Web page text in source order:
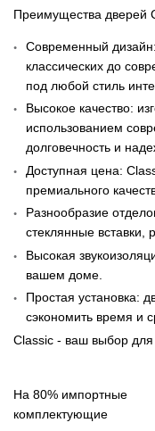
511
531
Преимущества дверей
Современный
классических до
под любой стиль
Высокое качество:
использованием
долговечность и
Доступная цена:
премиального
Разнообразие
стеклянные вставки,
Высокая
вашем доме.
Простая установка:
сэкономить время и
Classic - ваш выбор
На 80% импортные
комплектующие